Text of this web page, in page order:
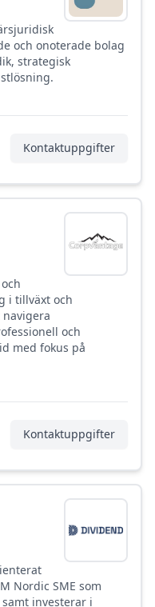
och onoterade bolag
strategisk
Kontaktuppgifter
i tillväxt och
och
med fokus på
Kontaktuppgifter
Nordic SME som
investerar i